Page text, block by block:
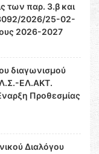
των παρ. 3.β και
2026/25-02-
2026-2027
διαγωνισμού
Λ.Σ.-ΕΛ.ΑΚΤ.
Προθεσμίας
Διαλόγου